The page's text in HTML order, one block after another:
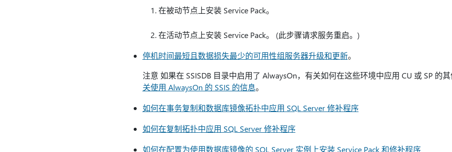
在被动节点上安装 Service Pack。
在活动节点上安装 Service Pack。 (此步骤请求服务重启。)
停机时间最短且数据损失最少的可用性组服务器升级和更新。
注意 如果在 SSISDB 目录中启用了 AlwaysOn，有关如何在这些环境中应用 CU 或 SP 的
关使用 AlwaysOn 的 SSIS 的信息。
如何在事务复制和数据库镜像拓扑中应用 SQL Server 修补程序
如何在复制拓扑中应用 SQL Server 修补程序
如何在配置为使用数据库镜像的 SQL Server 实例上安装 Service Pack 和修补程序